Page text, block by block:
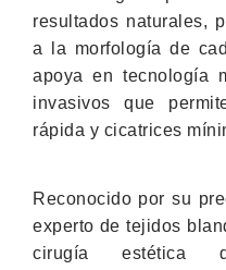
resultados naturales,
a la morfología de
apoya en tecnología
invasivos que
rápida y cicatrices
Reconocido por su
experto de tejidos
cirugía estética